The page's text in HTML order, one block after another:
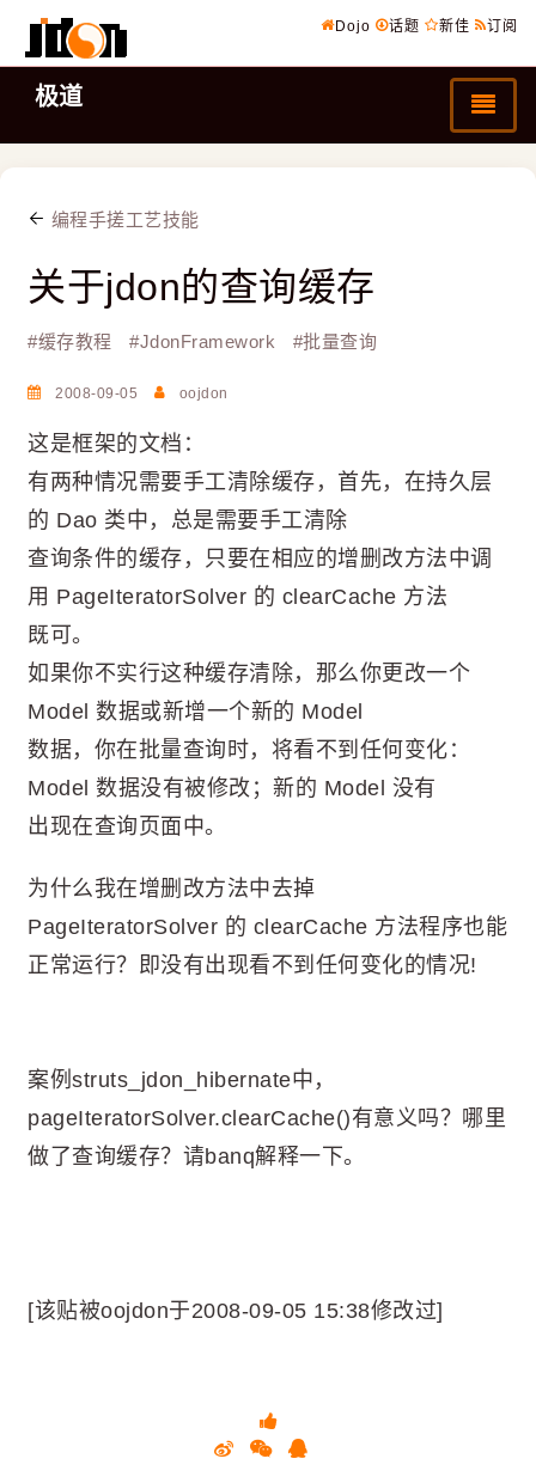
Dojo 话题 新佳 订阅
极道
编程手搓工艺技能
关于jdon的查询缓存
#缓存教程 #JdonFramework #批量查询
2008-09-05 oojdon
这是框架的文档：
有两种情况需要手工清除缓存，首先，在持久层
的 Dao 类中，总是需要手工清除
查询条件的缓存，只要在相应的增删改方法中调
用 PageIteratorSolver 的 clearCache 方法
既可。
如果你不实行这种缓存清除，那么你更改一个
Model 数据或新增一个新的 Model
数据，你在批量查询时，将看不到任何变化：
Model 数据没有被修改；新的 Model 没有
出现在查询页面中。
为什么我在增删改方法中去掉
PageIteratorSolver 的 clearCache 方法程序也能
正常运行？即没有出现看不到任何变化的情况!
案例struts_jdon_hibernate中，
pageIteratorSolver.clearCache()有意义吗？哪里
做了查询缓存？请banq解释一下。
[该贴被oojdon于2008-09-05 15:38修改过]